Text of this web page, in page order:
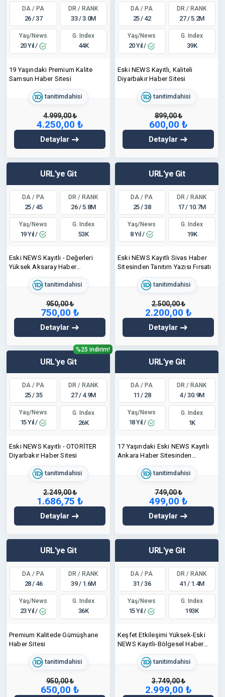
DA / PA
26 / 37
DR / RANK
33 / 3.0M
Yaş/News
20 Yıl /
G. Index
44K
19 Yaşındaki Premium Kalite
Samsun Haber Sitesi
tanitimdahisi
4.999,00 ₺
4.250,00 ₺
Detaylar
DA / PA
25 / 42
DR / RANK
27 / 5.2M
Yaş/News
20 Yıl /
G. Index
39K
Eski NEWS Kayıtlı, Kaliteli
Diyarbakır Haber Sitesi
tanitimdahisi
899,00 ₺
600,00 ₺
Detaylar
URL'ye Git
DA / PA
25 / 45
DR / RANK
26 / 5.8M
Yaş/News
19 Yıl /
G. Index
53K
Eski NEWS Kayıtlı - Değerleri
Yüksek Aksaray Haber
Sitesinden Tanıtım Fırsatı
tanitimdahisi
950,00 ₺
750,00 ₺
Detaylar
URL'ye Git
DA / PA
25 / 38
DR / RANK
17 / 10.7M
Yaş/News
8 Yıl /
G. Index
19K
Eski NEWS Kayıtlı Sivas Haber
Sitesinden Tanıtım Yazısı Fırsatı
tanitimdahisi
2.500,00 ₺
2.200,00 ₺
Detaylar
%25 indirim!
URL'ye Git
DA / PA
25 / 35
DR / RANK
27 / 4.9M
Yaş/News
15 Yıl /
G. Index
26K
Eski NEWS Kayıtlı - OTORİTER
Diyarbakır Haber Sitesi
tanitimdahisi
2.249,00 ₺
1.686,75 ₺
Detaylar
URL'ye Git
DA / PA
11 / 28
DR / RANK
4 / 30.9M
Yaş/News
18 Yıl /
G. Index
1K
17 Yaşındaki Eski NEWS Kayıtlı
Ankara Haber Sitesinden
Kampanyalı Fırsat
tanitimdahisi
749,00 ₺
499,00 ₺
Detaylar
URL'ye Git
DA / PA
28 / 46
DR / RANK
39 / 1.6M
Yaş/News
23 Yıl /
G. Index
36K
Premium Kalitede Gümüşhane
Haber Sitesi
tanitimdahisi
950,00 ₺
650,00 ₺
URL'ye Git
DA / PA
31 / 36
DR / RANK
41 / 1.4M
Yaş/News
15 Yıl /
G. Index
193K
Keşfet Etkileşimi Yüksek-Eski
NEWS Kayıtlı-Bölgesel Haber
Sitesinden İLK Link Çıkışları!
tanitimdahisi
3.749,00 ₺
2.999,00 ₺